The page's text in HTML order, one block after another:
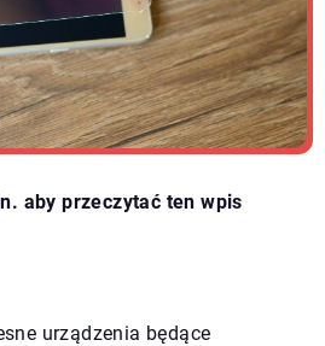
aby przeczytać ten wpis
urządzenia będące